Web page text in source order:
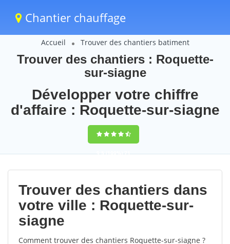
Chantier chauffage
Accueil Trouver des chantiers batiment
Trouver des chantiers : Roquette-
sur-siagne
Développer votre chiffre
d'affaire : Roquette-sur-siagne
9,5(100%)71
votes
Trouver des chantiers dans
votre ville : Roquette-sur-
siagne
Comment trouver des chantiers Roquette-sur-siagne ?